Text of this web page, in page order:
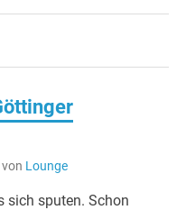
von Lounge
sich sputen. Schon